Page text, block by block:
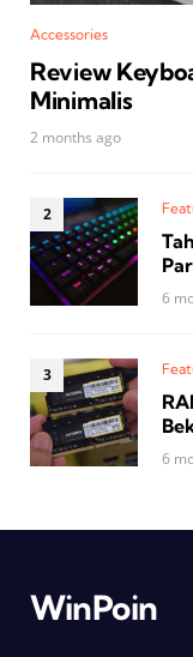
Accessories
Review
Minimalis
2 months ago
6
6
WinPoin